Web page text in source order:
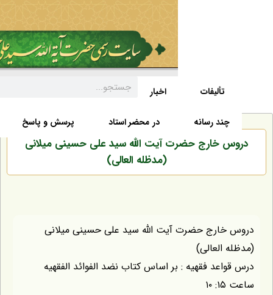
صفحه نخست زندگی نامه اخبار
پرسش و پاسخ در محضر استاد
حضرت آیت الله سید علی حسینی میلانی
(مدظله العالی)
حضرت آیت الله سید علی حسینی میلانی
فقهیه : بر اساس کتاب نضد الفوائد الفقهیه